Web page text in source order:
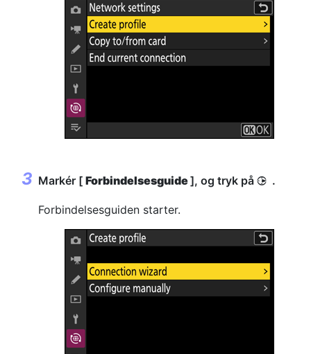
Markér [ Forbindelsesguide], og tryk på 2 .
Forbindelsesguiden starter.